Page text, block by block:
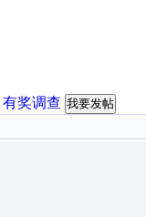
有奖调查 我要发帖